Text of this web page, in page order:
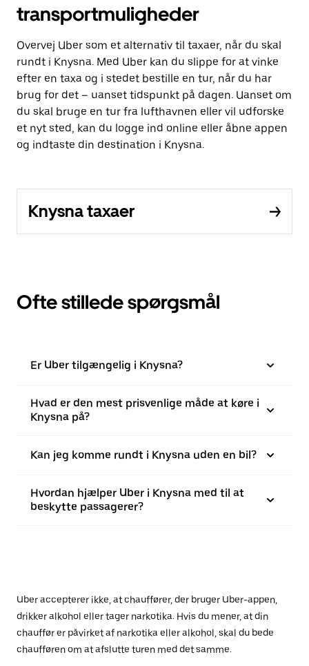
transportmuligheder
Overvej Uber som et alternativ til taxaer, når du skal
rundt i Knysna. Med Uber kan du slippe for at vinke
efter en taxa og i stedet bestille en tur, når du har
brug for det – uanset tidspunkt på dagen. Uanset om
du skal bruge en tur fra lufthavnen eller vil udforske
et nyt sted, kan du logge ind online eller åbne appen
og indtaste din destination i Knysna.
Knysna taxaer
Ofte stillede spørgsmål
Er Uber tilgængelig i Knysna?
Hvad er den mest prisvenlige måde at køre i
Knysna på?
Kan jeg komme rundt i Knysna uden en bil?
Hvordan hjælper Uber i Knysna med til at
beskytte passagerer?
Uber accepterer ikke, at chauffører, der bruger Uber-appen,
drikker alkohol eller tager narkotika. Hvis du mener, at din
chauffør er påvirket af narkotika eller alkohol, skal du bede
chaufføren om at afslutte turen med det samme.